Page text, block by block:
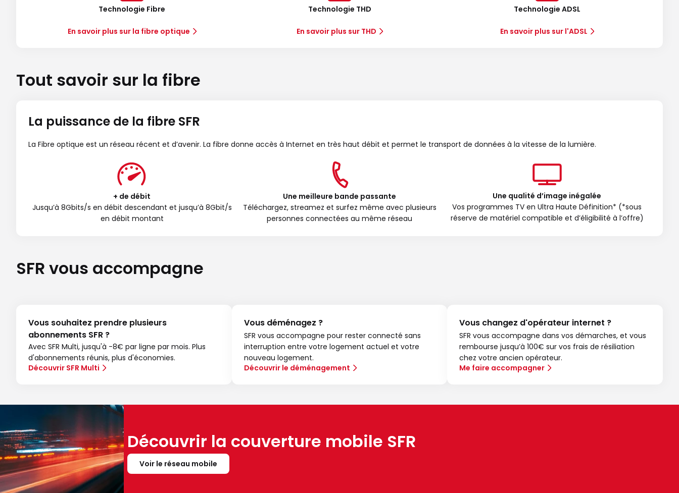
Technologie Fibre
En savoir plus sur la fibre optique
Technologie THD
En savoir plus sur THD
Technologie ADSL
En savoir plus sur l'ADSL
Tout savoir sur la fibre
La puissance de la fibre SFR
La Fibre optique est un réseau récent et d’avenir. La fibre donne accès à Internet en très haut débit et permet le transport de données à la vitesse de la lumière.
+ de débit
Jusqu’à 8Gbits/s en débit descendant et jusqu’à 8Gbit/s
en débit montant
Une meilleure bande passante
Téléchargez, streamez et surfez même avec plusieurs
personnes connectées au même réseau
Une qualité d’image inégalée
Vos programmes TV en Ultra Haute Définition* (*sous
réserve de matériel compatible et d’éligibilité à l’offre)
SFR vous accompagne
Vous souhaitez prendre plusieurs
abonnements SFR ?
Avec SFR Multi, jusqu'à -8€ par ligne par mois. Plus
d'abonnements réunis, plus d'économies.
Découvrir SFR Multi
Vous déménagez ?
SFR vous accompagne pour rester connecté sans
interruption entre votre logement actuel et votre
nouveau logement.
Découvrir le déménagement
Vous changez d'opérateur internet ?
SFR vous accompagne dans vos démarches, et vous
rembourse jusqu’à 100€ sur vos frais de résiliation
chez votre ancien opérateur.
Me faire accompagner
Découvrir la couverture mobile SFR
Voir le réseau mobile